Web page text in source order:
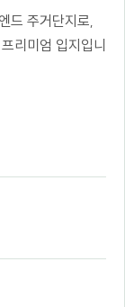
드 주거단지로,
리미엄 입지입니